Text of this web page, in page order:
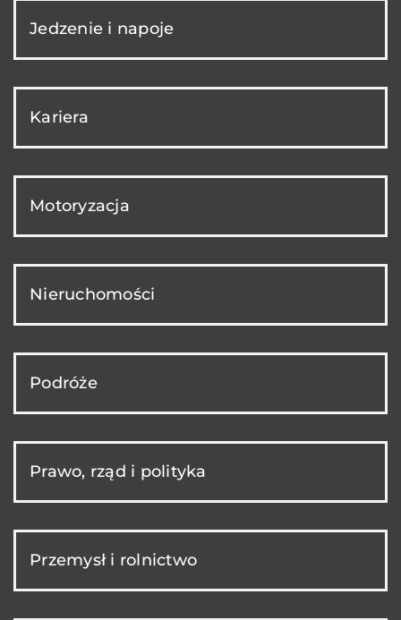
Jedzenie i napoje
Kariera
Motoryzacja
Nieruchomości
Podróże
Prawo, rząd i polityka
Przemysł i rolnictwo